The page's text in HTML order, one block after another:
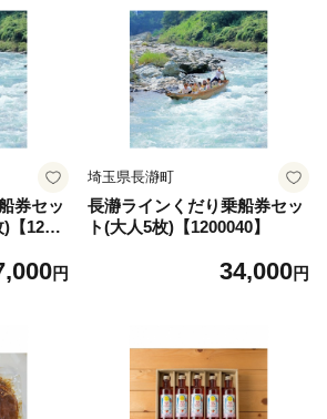
券セッ
【1200
円
埼玉県長瀞町
長瀞ラインくだり乗船券セッ
ト(大人5枚)【1200040】
34,000円